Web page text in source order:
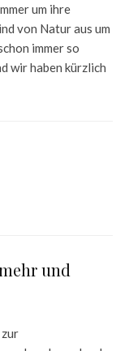
um ihre
von Natur aus um
immer so
wir haben kürzlich
und